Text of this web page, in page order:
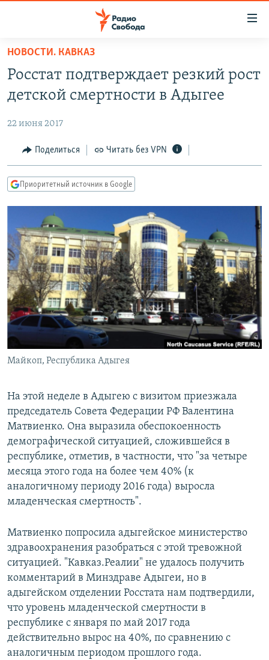
упрощенного
доступа
основному
Вернутся
главной
навигации
Вернутся
поиску
АВТОРСКИЕ ПРОЕКТЫ
ЦИТАТЫ СВОБОДЫ
МНЕНИЯ
IDEL.РЕАЛИИ
КАВКАЗ.РЕАЛИИ
СЕВЕР.РЕАЛИИ
СИБИРЬ.РЕАЛИИ
РАСПИСАНИЕ ВЕЩАНИЯ
ПОДПИШИТЕСЬ НА РАССЫЛКУ
СОЦИАЛЬНЫЕ СЕТИ
Все сайты РСЕ/РС
НОВОСТИ. КАВКАЗ
Росстат подтверждает резкий рост
детской смертности в Адыгее
22 июня 2017
Поделиться Читать без VPN
Приоритетный источник в Google
Майкоп, Республика Адыгея
На этой неделе в Адыгею с визитом приезжала
председатель Совета Федерации РФ Валентина
Матвиенко. Она выразила обеспокоенность
демографической ситуацией, сложившейся в
республике, отметив, в частности, что "за четыре
месяца этого года на более чем 40% (к
аналогичному периоду 2016 года) выросла
младенческая смертность".
Матвиенко попросила адыгейское министерство
здравоохранения разобраться с этой тревожной
ситуацией. "Кавказ.Реалии" не удалось получить
комментарий в Минздраве Адыгеи, но в
адыгейском отделении Росстата нам подтвердили,
что уровень младенческой смертности в
республике с января по май 2017 года
действительно вырос на 40%, по сравнению с
аналогичным периодом прошлого года.